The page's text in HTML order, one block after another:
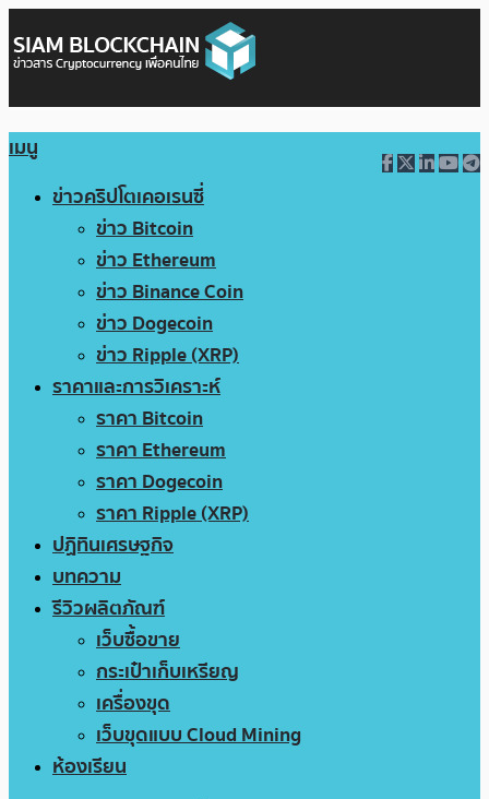
เมนู
ข่าวคริปโตเคอเรนซี่
ข่าว Bitcoin
ข่าว Ethereum
ข่าว Binance Coin
ข่าว Dogecoin
ข่าว Ripple (XRP)
ราคาและการวิเคราะห์
ราคา Bitcoin
ราคา Ethereum
ราคา Dogecoin
ราคา Ripple (XRP)
ปฏิทินเศรษฐกิจ
บทความ
รีวิวผลิตภัณฑ์
เว็บซื้อขาย
กระเป๋าเก็บเหรียญ
เครื่องขุด
เว็บขุดแบบ Cloud Mining
ห้องเรียน